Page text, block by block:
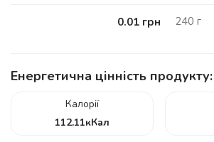
0.01 грн 240 г
Енергетична цінність продукту:
Калорії
112.11кКал